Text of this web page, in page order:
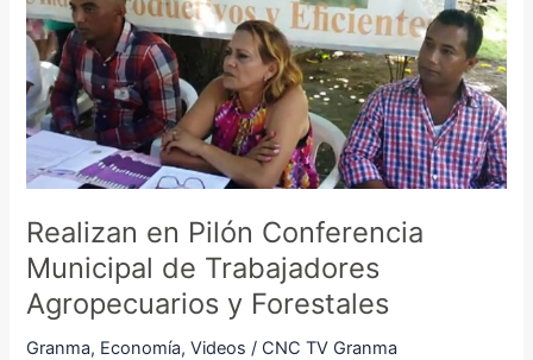
Realizan en Pilón Conferencia
Municipal de Trabajadores
Agropecuarios y Forestales
Granma, Economía,Videos / CNC TV Granma
Conferencia
Municipal
de
Trabajadores
Agropecuarios
Forestales